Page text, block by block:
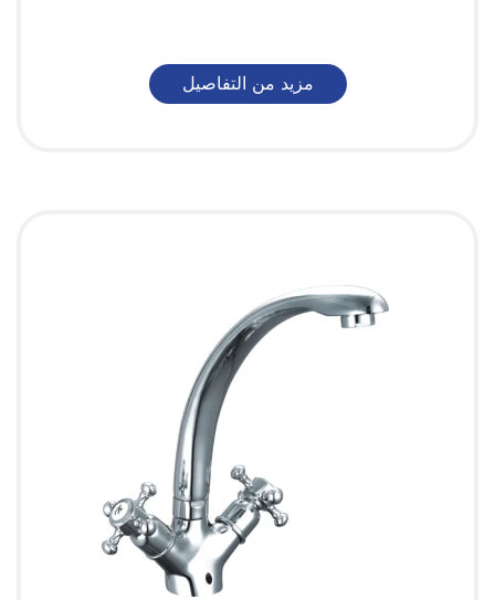
مزيد من التفاصيل